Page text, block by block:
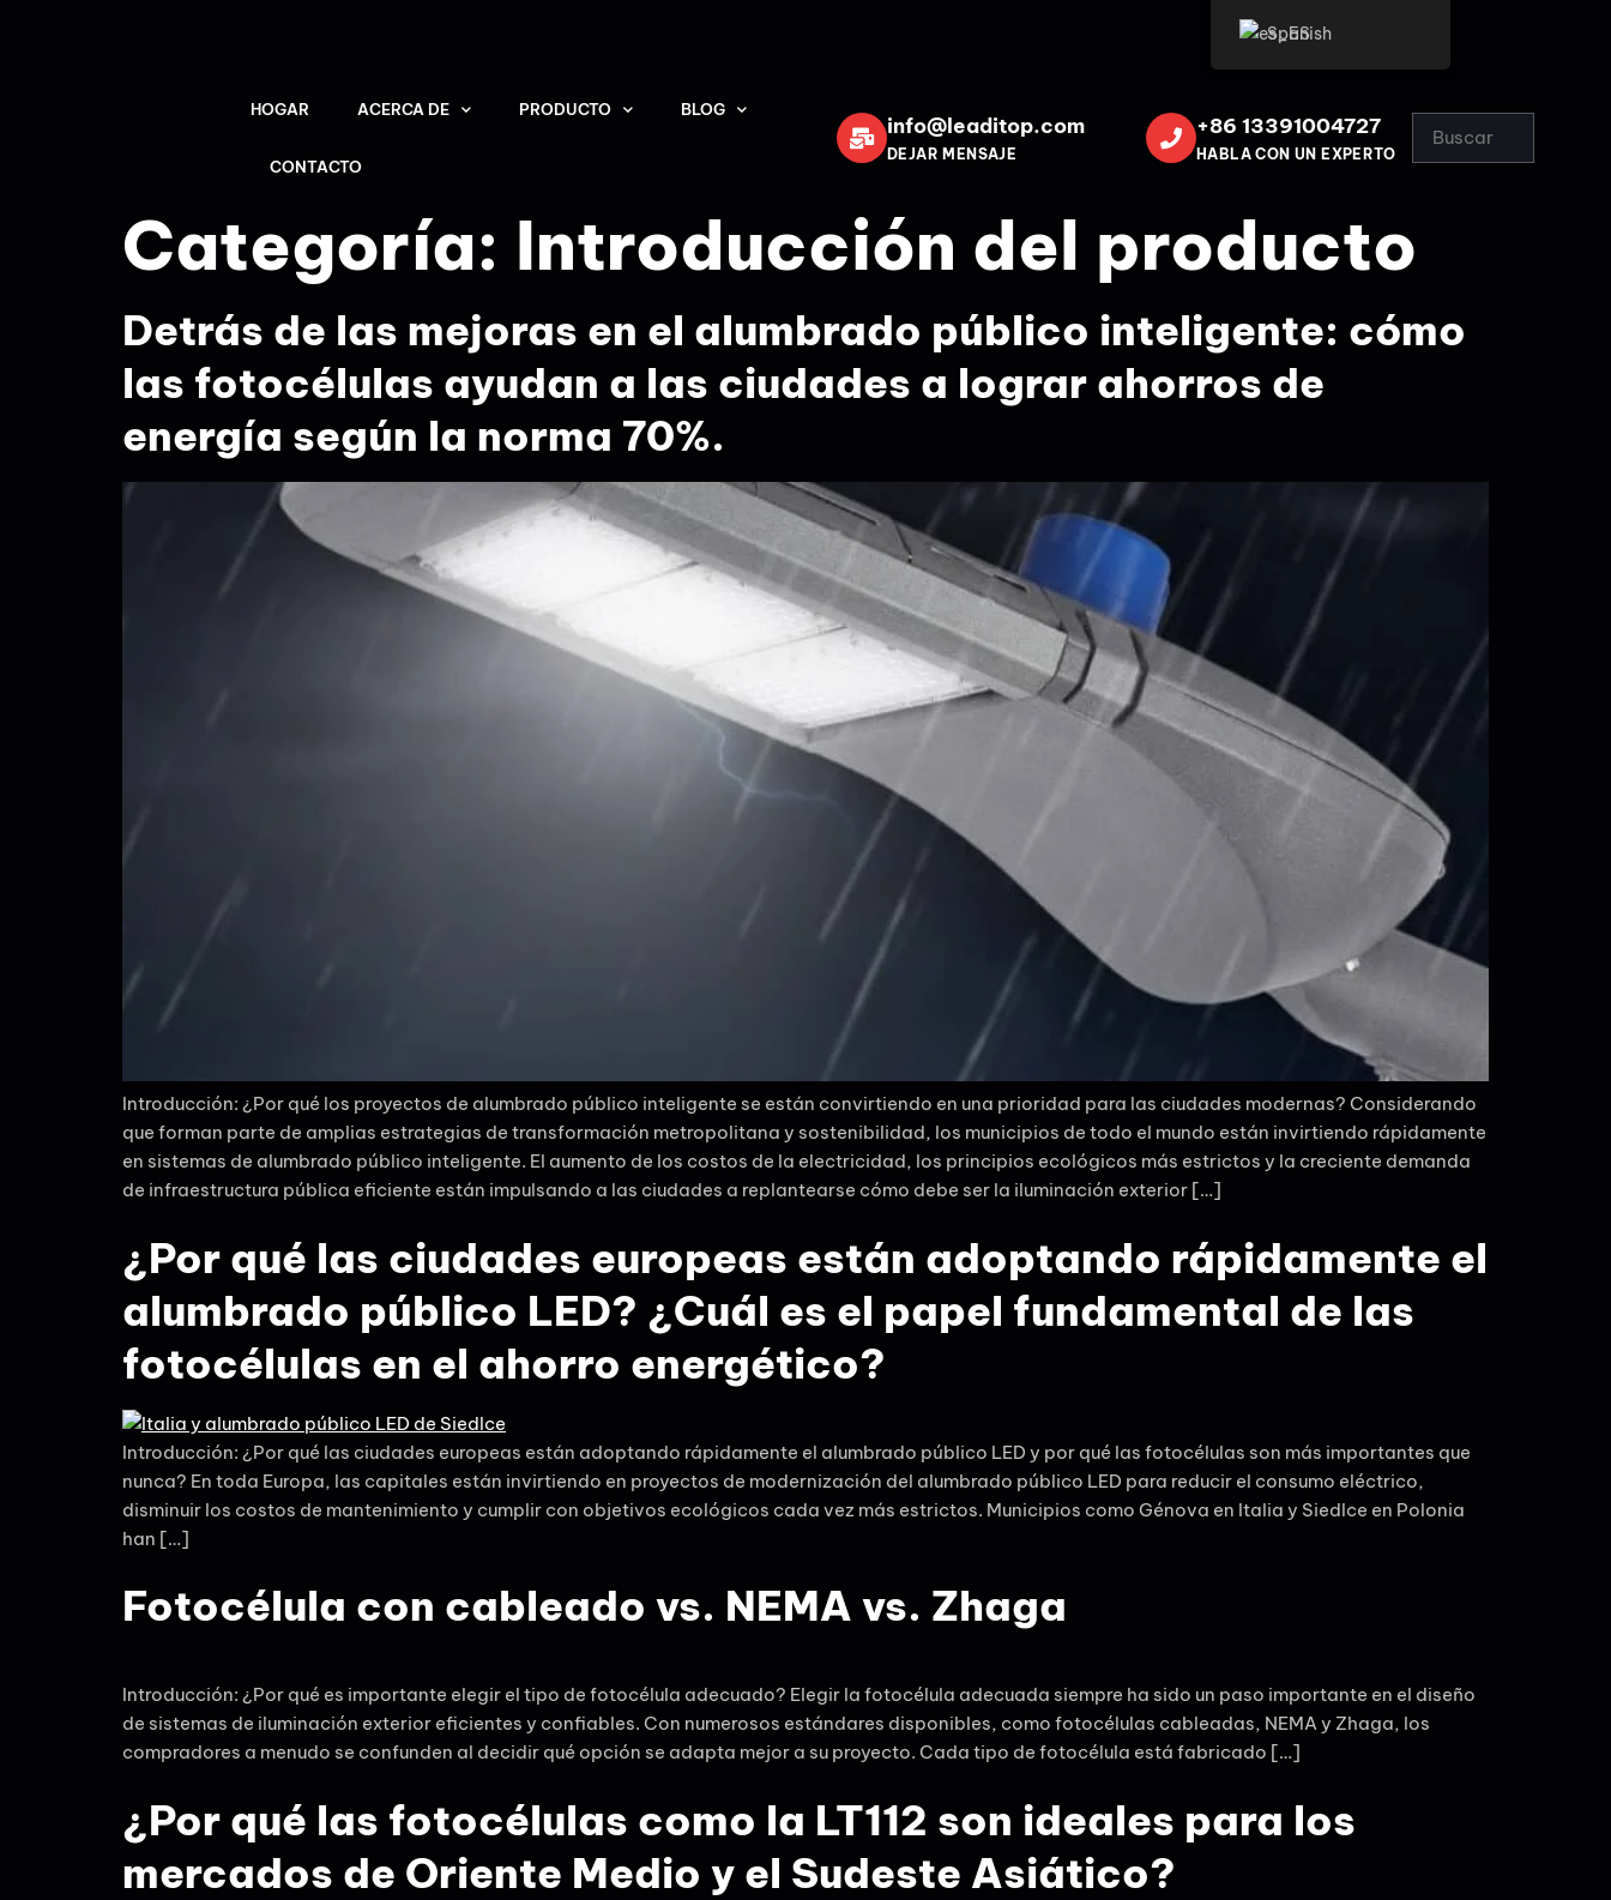
HOGAR ACERCA DE PRODUCTO BLOG
CONTACTO
info@leaditop.com
DEJAR MENSAJE
+86 13391004727
HABLA CON UN EXPERTO
Categoría: Introducción del producto
Detrás de las mejoras en el alumbrado público inteligente: cómo
las fotocélulas ayudan a las ciudades a lograr ahorros de
energía según la norma 70%.
Introducción: ¿Por qué los proyectos de alumbrado público inteligente se están convirtiendo en una prioridad para las ciudades modernas? Considerando
que forman parte de amplias estrategias de transformación metropolitana y sostenibilidad, los municipios de todo el mundo están invirtiendo rápidamente
en sistemas de alumbrado público inteligente. El aumento de los costos de la electricidad, los principios ecológicos más estrictos y la creciente demanda
de infraestructura pública eficiente están impulsando a las ciudades a replantearse cómo debe ser la iluminación exterior […]
¿Por qué las ciudades europeas están adoptando rápidamente el
alumbrado público LED? ¿Cuál es el papel fundamental de las
fotocélulas en el ahorro energético?
Introducción: ¿Por qué las ciudades europeas están adoptando rápidamente el alumbrado público LED y por qué las fotocélulas son más importantes que
nunca? En toda Europa, las capitales están invirtiendo en proyectos de modernización del alumbrado público LED para reducir el consumo eléctrico,
disminuir los costos de mantenimiento y cumplir con objetivos ecológicos cada vez más estrictos. Municipios como Génova en Italia y Siedlce en Polonia
han […]
Fotocélula con cableado vs. NEMA vs. Zhaga
Introducción: ¿Por qué es importante elegir el tipo de fotocélula adecuado? Elegir la fotocélula adecuada siempre ha sido un paso importante en el diseño
de sistemas de iluminación exterior eficientes y confiables. Con numerosos estándares disponibles, como fotocélulas cableadas, NEMA y Zhaga, los
compradores a menudo se confunden al decidir qué opción se adapta mejor a su proyecto. Cada tipo de fotocélula está fabricado […]
¿Por qué las fotocélulas como la LT112 son ideales para los
mercados de Oriente Medio y el Sudeste Asiático?
Spanish